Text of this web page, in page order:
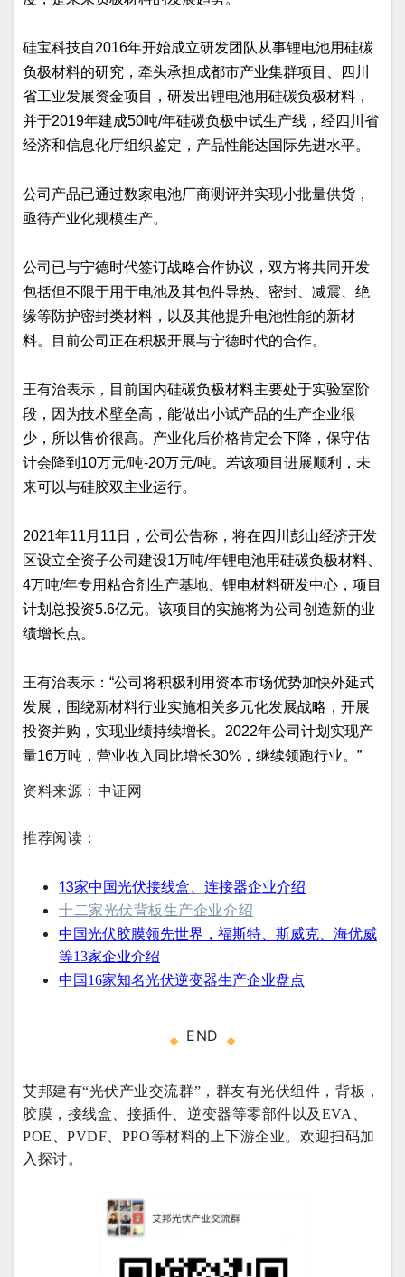
硅宝科技自2016年开始成立研发团队从事锂电池用硅碳
负极材料的研究，牵头承担成都市产业集群项目、四川
省工业发展资金项目，研发出锂电池用硅碳负极材料，
并于2019年建成50吨/年硅碳负极中试生产线，经四川省
经济和信息化厅组织鉴定，产品性能达国际先进水平。
公司产品已通过数家电池厂商测评并实现小批量供货，
亟待产业化规模生产。
公司已与宁德时代签订战略合作协议，双方将共同开发
包括但不限于用于电池及其包件导热、密封、减震、绝
缘等防护密封类材料，以及其他提升电池性能的新材
料。目前公司正在积极开展与宁德时代的合作。
王有治表示，目前国内硅碳负极材料主要处于实验室阶
段，因为技术壁垒高，能做出小试产品的生产企业很
少，所以售价很高。产业化后价格肯定会下降，保守估
计会降到10万元/吨-20万元/吨。若该项目进展顺利，未
来可以与硅胶双主业运行。
2021年11月11日，公司公告称，将在四川彭山经济开发
区设立全资子公司建设1万吨/年锂电池用硅碳负极材料、
4万吨/年专用粘合剂生产基地、锂电材料研发中心，项目
计划总投资5.6亿元。该项目的实施将为公司创造新的业
绩增长点。
王有治表示：“公司将积极利用资本市场优势加快外延式
发展，围绕新材料行业实施相关多元化发展战略，开展
投资并购，实现业绩持续增长。2022年公司计划实现产
量16万吨，营业收入同比增长30%，继续领跑行业。”
资料来源：中证网
推荐阅读：
13家中国光伏接线盒、连接器企业介绍
十二家光伏背板生产企业介绍
中国光伏胶膜领先世界，福斯特、斯威克、海优威
等13家企业介绍
中国16家知名光伏逆变器生产企业盘点
END
艾邦建有“光伏产业交流群”，群友有光伏组件，背板，
胶膜，接线盒、接插件、逆变器等零部件以及EVA、
POE、PVDF、PPO等材料的上下游企业。欢迎扫码加
入探讨。